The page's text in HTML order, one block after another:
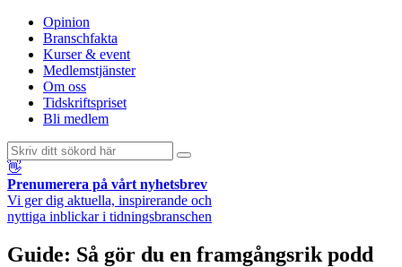
Opinion
Branschfakta
Kurser & event
Medlemstjänster
Om oss
Tidskriftspriset
Bli medlem
👋
Prenumerera på vårt nyhetsbrev
Vi ger dig aktuella, inspirerande och
nyttiga inblickar i tidningsbranschen
Guide: Så gör du en framgångsrik podd